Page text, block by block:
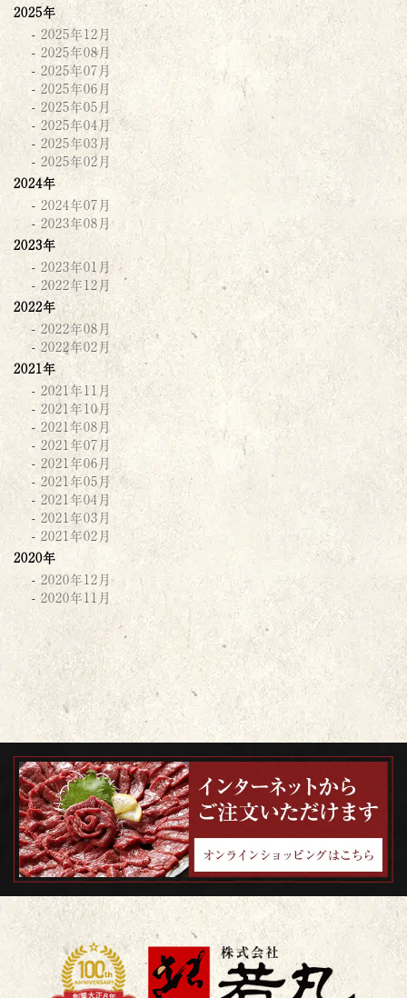
2025年
2025年12月
2025年08月
2025年07月
2025年06月
2025年05月
2025年04月
2025年03月
2025年02月
2024年
2024年07月
2023年08月
2023年
2023年01月
2022年12月
2022年
2022年08月
2022年02月
2021年
2021年11月
2021年10月
2021年08月
2021年07月
2021年06月
2021年05月
2021年04月
2021年03月
2021年02月
2020年
2020年12月
2020年11月